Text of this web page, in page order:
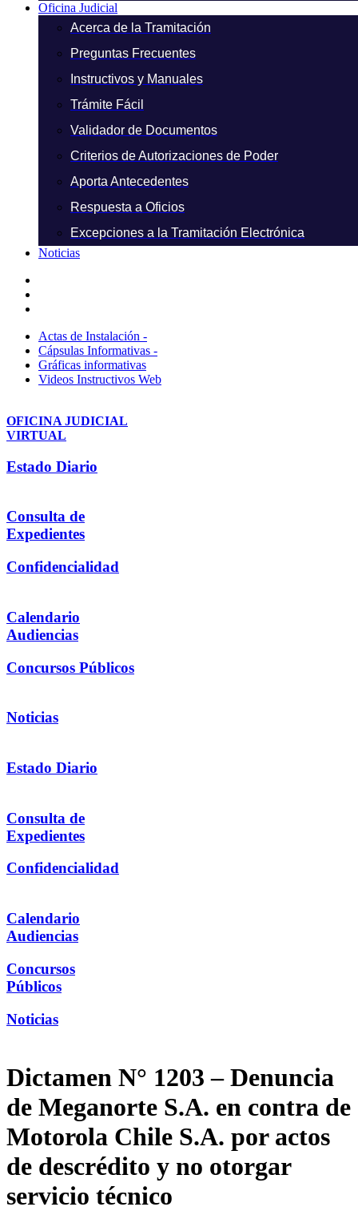
Oficina Judicial
Acerca de la Tramitación
Preguntas Frecuentes
Instructivos y Manuales
Trámite Fácil
Validador de Documentos
Criterios de Autorizaciones de Poder
Aporta Antecedentes
Respuesta a Oficios
Excepciones a la Tramitación Electrónica
Noticias
Actas de Instalación -
Cápsulas Informativas -
Gráficas informativas
Videos Instructivos Web
OFICINA JUDICIAL
VIRTUAL
Estado Diario
Consulta de
Expedientes
Confidencialidad
Calendario
Audiencias
Concursos Públicos
Noticias
Estado Diario
Consulta de
Expedientes
Confidencialidad
Calendario
Audiencias
Concursos
Públicos
Noticias
Dictamen N° 1203 – Denuncia
de Meganorte S.A. en contra de
Motorola Chile S.A. por actos
de descrédito y no otorgar
servicio técnico